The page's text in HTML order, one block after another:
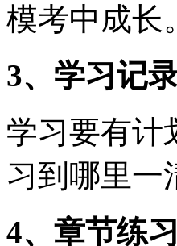
模考中成长。
3、学习记
学习要有计
习到哪里一
4、章节练习